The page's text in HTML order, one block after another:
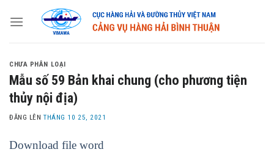
CHƯA PHÂN LOẠI
Mẫu số 59 Bản khai chung (cho phương tiện
thủy nội địa)
ĐĂNG LÊNTHÁNG 10 25, 2021
Download file word